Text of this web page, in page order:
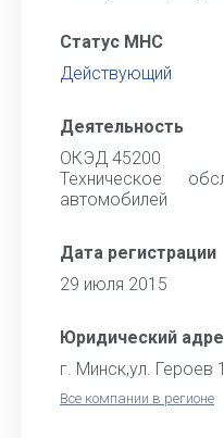
Статус МНС
Действующий
Деятельность
ОКЭД 45200
Техническое
автомобилей
Дата регистрации
29 июля 2015
Юридический
г. Минск,ул. Героев
Все компании в регионе